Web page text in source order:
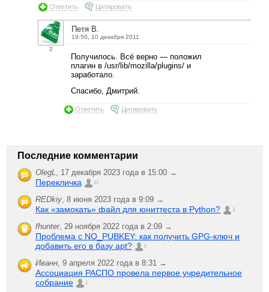
Ответить Цитировать
2
Петя В.
19:50, 10 декабря 2011
Получилось. Всё верно — положил
плагин в /usr/lib/mozilla/plugins/ и
заработало.
Спасибо, Дмитрий.
Ответить Цитировать
Последние комментарии
OlegL, 17 декабря 2023 года в 15:00 →
Перекличка 21
REDkiy, 8 июня 2023 года в 9:09 →
Как «замокать» файл для юниттеста в Python? 2
fhunter, 29 ноября 2022 года в 2:09 →
Проблема с NO_PUBKEY: как получить GPG-ключ и
добавить его в базу apt?
6
Иванн, 9 апреля 2022 года в 8:31 →
Ассоциация РАСПО провела первое учредительное
собрание
1